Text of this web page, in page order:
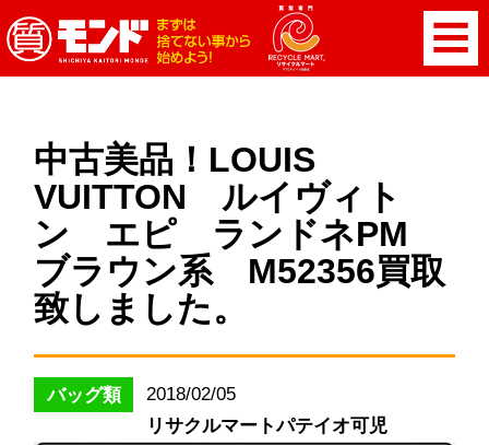
中古美品！LOUIS
VUITTON ルイヴィト
ン エピ ランドネPM
ブラウン系 M52356買取
致しました。
バッグ類
2018/02/05
リサクルマートパテイオ可児